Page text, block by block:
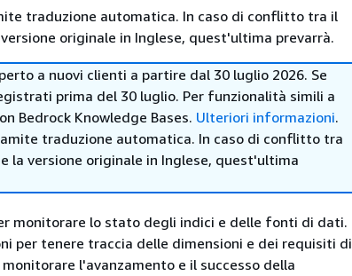
traduzione automatica. In caso di conflitto tra il
originale in Inglese, quest'ultima prevarrà.
a nuovi clienti a partire dal 30 luglio 2026. Se
prima del 30 luglio. Per funzionalità simili a
Bedrock Knowledge Bases. Ulteriori informazioni.
traduzione automatica. In caso di conflitto tra
la versione originale in Inglese, quest'ultima
monitorare lo stato degli indici e delle fonti di dati.
per tenere traccia delle dimensioni e dei requisiti di
l'avanzamento e il successo della